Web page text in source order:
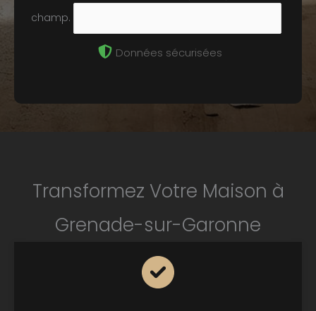
champ.
Données sécurisées
Transformez Votre Maison à
Grenade-sur-Garonne